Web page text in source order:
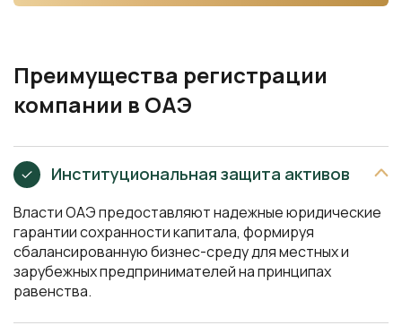
Преимущества регистрации
компании в ОАЭ
Институциональная защита активов
Власти ОАЭ предоставляют надежные юридические
гарантии сохранности капитала, формируя
сбалансированную бизнес-среду для местных и
зарубежных предпринимателей на принципах
равенства.